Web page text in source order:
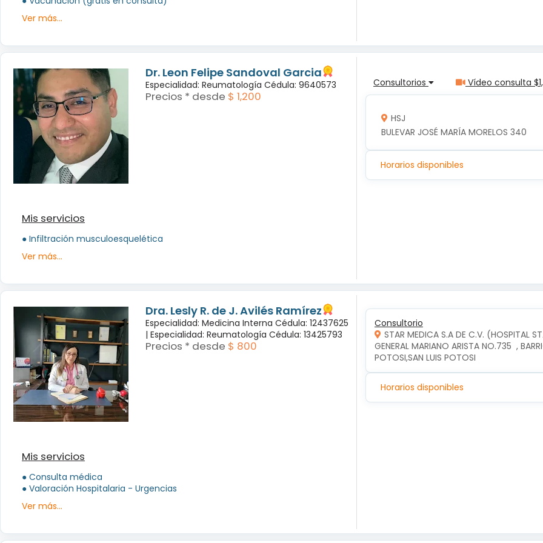
Ver más...
Dr. Leon Felipe Sandoval Garcia
Especialidad: Reumatología Cédula: 9640573
Precios * desde $ 1,200
Mis servicios
● Infiltración musculoesquelética
Ver más...
Consultorios Vídeo consulta
HSJ
BULEVAR JOSÉ MARÍA MORELOS 340
Horarios disponibles
Dra. Lesly R. de J. Avilés Ramírez
Especialidad: Medicina Interna Cédula: 12437625
| Especialidad: Reumatología Cédula: 13425793
Precios * desde $ 800
Mis servicios
● Consulta médica
● Valoración Hospitalaria - Urgencias
Ver más...
Consultorio
STAR MEDICA S.A DE C.V. (HOSPITAL
GENERAL MARIANO ARISTA NO.735  ,
POTOSI,SAN LUIS POTOSI
Horarios disponibles